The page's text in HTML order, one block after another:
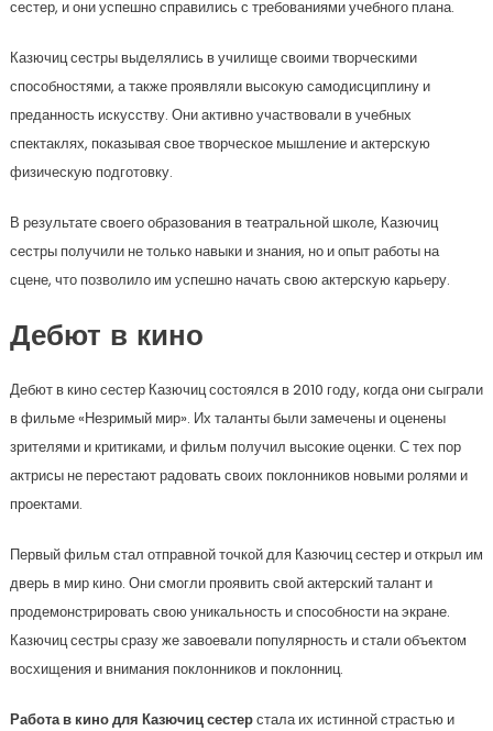
сестер, и они успешно справились с требованиями учебного плана.
Казючиц сестры выделялись в училище своими творческими
способностями, а также проявляли высокую самодисциплину и
преданность искусству. Они активно участвовали в учебных
спектаклях, показывая свое творческое мышление и актерскую
физическую подготовку.
В результате своего образования в театральной школе, Казючиц
сестры получили не только навыки и знания, но и опыт работы на
сцене, что позволило им успешно начать свою актерскую карьеру.
Дебют в кино
Дебют в кино сестер Казючиц состоялся в 2010 году, когда они сыграли
в фильме «Незримый мир». Их таланты были замечены и оценены
зрителями и критиками, и фильм получил высокие оценки. С тех пор
актрисы не перестают радовать своих поклонников новыми ролями и
проектами.
Первый фильм стал отправной точкой для Казючиц сестер и открыл им
дверь в мир кино. Они смогли проявить свой актерский талант и
продемонстрировать свою уникальность и способности на экране.
Казючиц сестры сразу же завоевали популярность и стали объектом
восхищения и внимания поклонников и поклонниц.
Работа в кино для Казючиц сестерстала их истинной страстью и